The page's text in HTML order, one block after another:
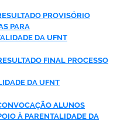
PROVISÓRIO
PARA
DA UFNT
FINAL PROCESSO
DA UFNT
ALUNOS
À PARENTALIDADE DA